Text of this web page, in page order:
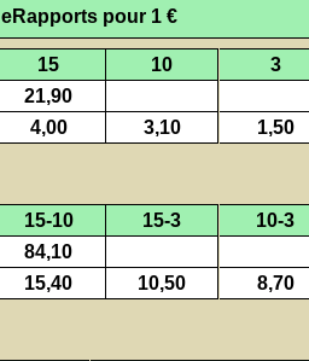
eRapports pour 1 €
15 10
3
21,90
4,00 3,10 1,50
15-10 15-3
10-3
84,10
15,40 10,50 8,70